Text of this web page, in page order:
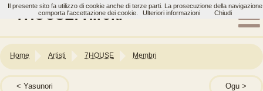
7HOUSE: Hiroki
Home Artisti 7HOUSE Membri
Yasunori Ogu
Il presente sito fa utilizzo di cookie anche di terze parti. La prosecuzione della navigazione
comporta l'accettazione dei cookie.
Ulteriori informazioni Chiudi